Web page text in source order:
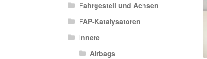
Fahrgestell und Achsen
FAP-Katalysatoren
Innere
Airbags